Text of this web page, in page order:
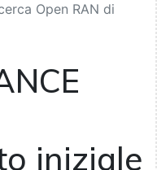
Open RAN di
iniziale